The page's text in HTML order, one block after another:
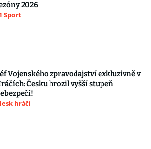
2026
Sport
Vojenského zpravodajství exkluzivně v
Česku hrozil vyšší stupeň
hráči